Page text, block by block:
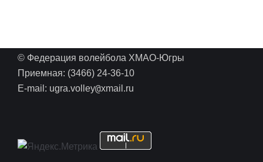
© Федерация волейбола ХМАО-Югры
Приемная: (3466) 24-36-10
E-mail: ugra.volley@xmail.ru